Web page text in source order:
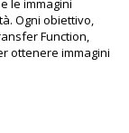
le immagini
Ogni obiettivo,
Function,
ottenere immagini